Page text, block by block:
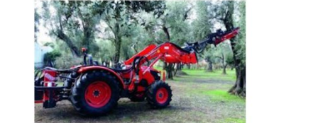
Διεύθυνση Email*
Επιλέξτε την εταιρεία που επιθυμείτε